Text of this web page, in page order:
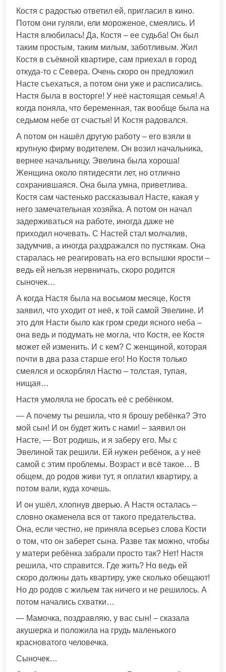
Костя с радостью ответил ей, пригласил в кино.
Потом они гуляли, ели мороженое, смеялись. И
Настя влюбилась! Да, Костя – ее судьба! Он был
таким простым, таким милым, заботливым. Жил
Костя в съёмной квартире, сам приехал в город
откуда-то с Севера. Очень скоро он предложил
Насте съехаться, а потом они уже и расписались.
Настя была в восторге! У неё настоящая семья! А
когда поняла, что беременная, так вообще была на
седьмом небе от счастья! И Костя радовался.
А потом он нашёл другую работу – его взяли в
крупную фирму водителем. Он возил начальника,
вернее начальницу. Эвелина была хороша!
Женщина около пятидесяти лет, но отлично
сохранившаяся. Она была умна, приветлива.
Костя сам частенько рассказывал Насте, какая у
него замечательная хозяйка. А потом он начал
задерживаться на работе, иногда даже не
приходил ночевать. С Настей стал молчалив,
задумчив, а иногда раздражался по пустякам. Она
старалась не реагировать на его вспышки ярости –
ведь ей нельзя нервничать, скоро родится
сыночек…
А когда Настя была на восьмом месяце, Костя
заявил, что уходит от неё, к той самой Эвелине. И
это для Насти было как гром среди ясного неба –
она ведь и подумать не могла, что Костя, ее Костя
может ей изменить. И с кем? С женщиной, которая
почти в два раза старше его! Но Костя только
смеялся и оскорблял Настю – толстая, тупая,
нищая…
Настя умоляла не бросать её с ребёнком.
— А почему ты решила, что я брошу ребёнка? Это
мой сын! И он будет жить с нами! – заявил он
Насте, — Вот родишь, и я заберу его. Мы с
Эвелиной так решили. Ей нужен ребёнок, а у неё
самой с этим проблемы. Возраст и всё такое… В
общем, до родов живи тут, я оплатил квартиру, а
потом вали, куда хочешь.
И он ушёл, хлопнув дверью. А Настя осталась –
словно окаменела вся от такого предательства.
Она, если честно, не приняла всерьез слова Кости
о том, что он заберет сына. Разве так можно, чтобы
у матери ребёнка забрали просто так? Нет! Настя
решила, что справится. Где жить? Но ведь ей
скоро должны дать квартиру, уже сколько обещают!
Но до родов с жильем так ничего и не решилось. А
потом начались схватки…
— Мамочка, поздравляю, у вас сын! – сказала
акушерка и положила на грудь маленького
красноватого человечка.
Сыночек…